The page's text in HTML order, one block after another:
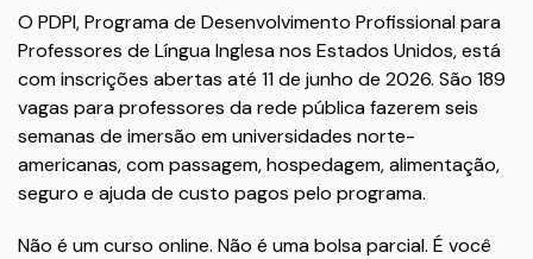
O PDPI, Programa de Desenvolvimento Profissional para
Professores de Língua Inglesa nos Estados Unidos, está
com inscrições abertas até 11 de junho de 2026. São 189
vagas para professores da rede pública fazerem seis
semanas de imersão em universidades norte-
americanas, com passagem, hospedagem, alimentação,
seguro e ajuda de custo pagos pelo programa.
Não é um curso online. Não é uma bolsa parcial. É você